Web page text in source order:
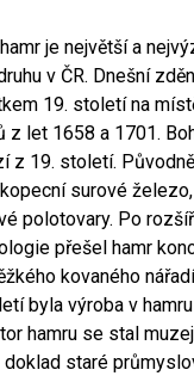
je největší a
v ČR. Dnešní
19. století na
z let 1658 a 1701.
z 19. století.
surové
polotovary. Po
přešel hamr
kovaného
byla výroba v
hamru se stal
staré